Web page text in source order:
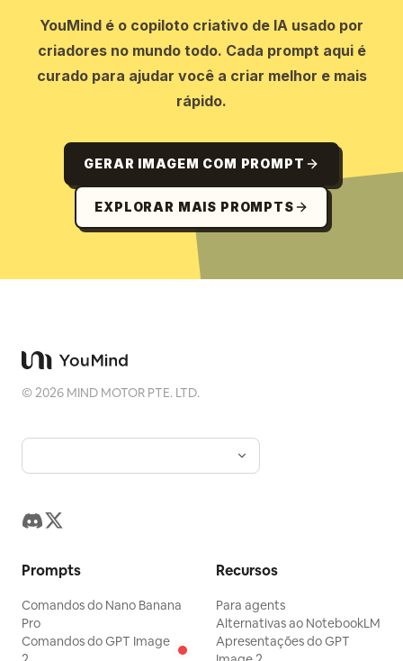
YouMind é o copiloto criativo de IA usado por
criadores no mundo todo. Cada prompt aqui é
curado para ajudar você a criar melhor e mais
rápido.
GERAR IMAGEM COM PROMPT
EXPLORAR MAIS PROMPTS
©2026 MIND MOTOR PTE. LTD.
Prompts
Comandos do Nano Banana
Pro
Comandos do GPT Image
Recursos
Para agents
Alternativas ao NotebookLM
Apresentações do GPT